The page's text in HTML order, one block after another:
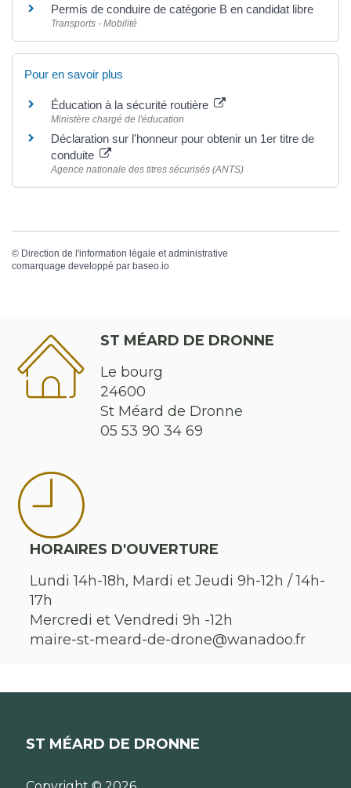
Permis de conduire de catégorie B en candidat libre
Transports - Mobilité
Pour en savoir plus
Éducation à la sécurité routière
Ministère chargé de l'éducation
Déclaration sur l'honneur pour obtenir un 1er titre de
conduite
Agence nationale des titres sécurisés (ANTS)
© Direction de l'information légale et administrative
comarquage developpé par baseo.io
ST MÉARD DE DRONNE
Le bourg
24600
St Méard de Dronne
05 53 90 34 69
HORAIRES D'OUVERTURE
Lundi 14h-18h, Mardi et Jeudi 9h-12h / 14h-
17h
Mercredi et Vendredi 9h -12h
maire-st-meard-de-drone@wanadoo.fr
ST MÉARD DE DRONNE